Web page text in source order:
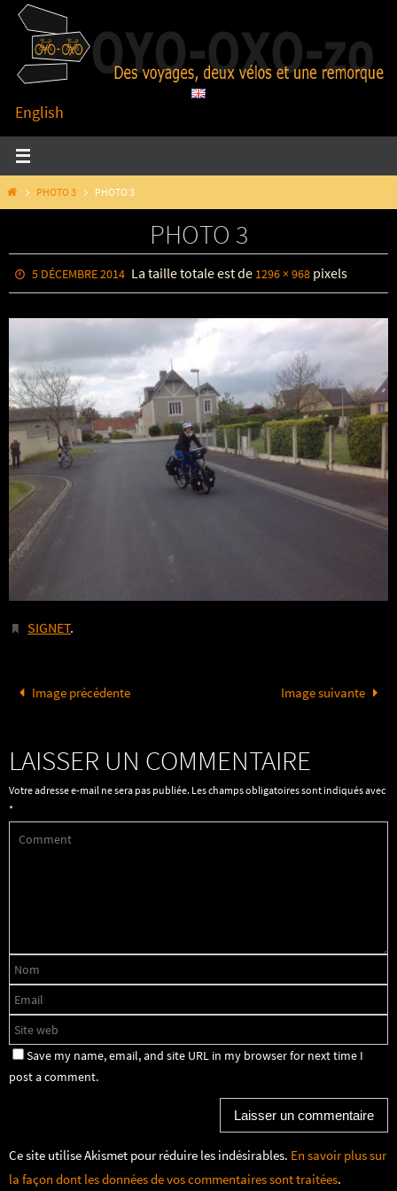
Passer
contenu
English
HOMEPHOTO 3 PHOTO 3
PHOTO 3
5 DÉCEMBRE 2014 La taille totale est de 1296 × 968 pixels
SIGNET.
Image précédente Image suivante
LAISSER UN COMMENTAIRE
Votre adresse e-mail ne sera pas publiée. Les champs obligatoires sont indiqués avec
*
Save my name, email, and site URL in my browser for next time I
post a comment.
Ce site utilise Akismet pour réduire les indésirables. En savoir plus sur
la façon dont les données de vos commentaires sont traitées.